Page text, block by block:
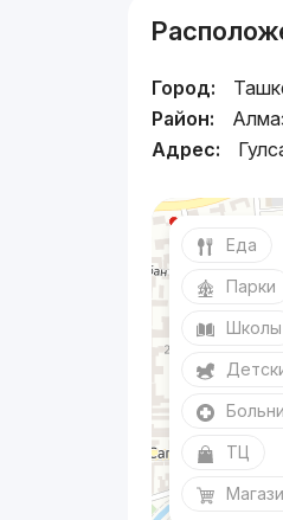
Город:
Район:
Адрес:
Еда
Парки
Школы
ТЦ